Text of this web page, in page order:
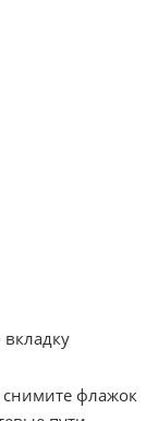
снимите флажок